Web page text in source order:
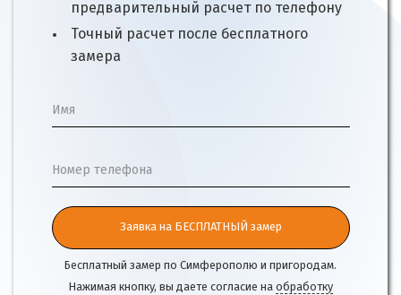
предварительный расчет по телефону
Точный расчет после бесплатного
замера
Имя
Номер телефона
Заявка на БЕСПЛАТНЫЙ замер
Бесплатный замер по Симферополю и пригородам.
Нажимая кнопку, вы даете согласие на обработку